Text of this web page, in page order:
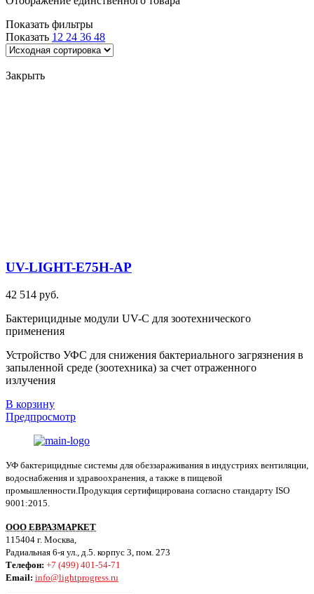
Показать фильтры
Показать 12 24 36 48
Закрыть
UV-LIGHT-E75H-AP
42 514 руб.
Бактерицидные модули UV-C для зоотехнического
применения
Устройство УФС для снижения бактериального загрязнения в
запыленной среде (зоотехника) за счет отраженного
излучения
В корзину
Предпросмотр
УФ бактерицидные системы для обеззараживания в индустриях вентиляции,
водоснабжения и здравоохранения, а также в пищевой
промышленности.Продукция сертифицирована согласно стандарту ISO
9001:2015.
ООО ЕВРАЗМАРКЕТ
115404 г. Москва,
Радиальная 6-я ул., д.5. корпус 3, пом. 273
Телефон: +7 (499) 401-54-71
Email: info@lightprogress.ru